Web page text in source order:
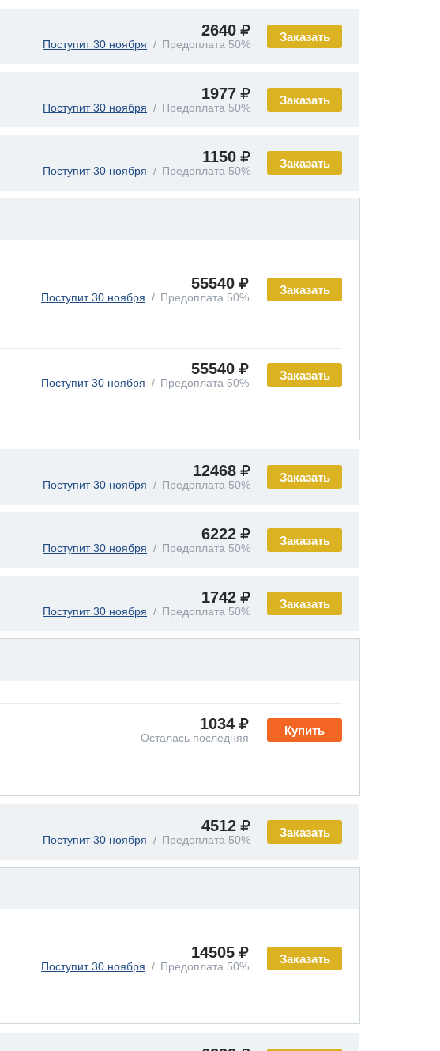
Заказать
2640
Поступит 30 ноября Предоплата 50%
Заказать
1977
Поступит 30 ноября Предоплата 50%
Заказать
1150
Поступит 30 ноября Предоплата 50%
Заказать
55540
Поступит 30 ноября Предоплата 50%
Заказать
55540
Поступит 30 ноября Предоплата 50%
Заказать
12468
Поступит 30 ноября Предоплата 50%
Заказать
6222
Поступит 30 ноября Предоплата 50%
Заказать
1742
Поступит 30 ноября Предоплата 50%
Купить
1034
Осталась последняя
Заказать
4512
Поступит 30 ноября Предоплата 50%
Заказать
14505
Поступит 30 ноября Предоплата 50%